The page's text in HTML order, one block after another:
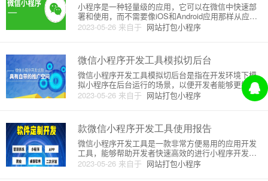
2023-05-26 来自于 网站打包小程序
小程序是一种轻量级的应用，它可以在微信中快速部
署和使用，而不需要像iOS和Android应用那样从应用
商店下载。西安微信小程序开发工具是一款帮助开发
者快速构建小程序的工具，它提供了一个可视化的开
程。小程序的开发过
微信小程序开发工具模拟切后台
2023-05-26 来自于 网站打包小程序
微信小程序开发工具模拟切后台是指在开发环境下模
拟小程序在后台运行的场景，以便开发者能够更好地
测试和调试小程序的后台运行状态。本文将从原理和
详细介绍两个方面来介绍微信小程序开发工具模拟切
台后，系统会立即将其挂
款微信小程序开发工具使用报告
2023-05-26 来自于 网站打包小程序
微信小程序开发工具是一款非常方便易用的应用开发
工具，能够帮助开发者快速高效的进行小程序开发。
本文将介绍微信小程序开发工具的原理和详细使用介
绍。一、微信小程序开发工具概述微信小程序开发工